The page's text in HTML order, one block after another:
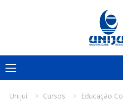
Unijuí Cursos
Educação